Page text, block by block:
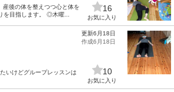
後の体を整えつつ心と体を
を目指します。 ◎木曜...
16
お気に入り
いけどグループレッスンは
更新6月18日
作成6月18日
10
お気に入り